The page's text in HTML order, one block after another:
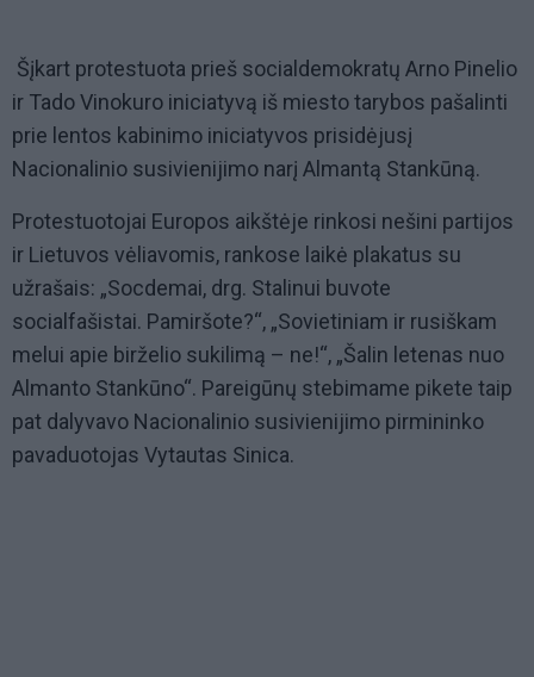
Šįkart protestuota prieš socialdemokratų Arno Pinelio
ir Tado Vinokuro iniciatyvą iš miesto tarybos pašalinti
prie lentos kabinimo iniciatyvos prisidėjusį
Nacionalinio susivienijimo narį Almantą Stankūną.
Protestuotojai Europos aikštėje rinkosi nešini partijos
ir Lietuvos vėliavomis, rankose laikė plakatus su
užrašais: „Socdemai, drg. Stalinui buvote
socialfašistai. Pamiršote?“, „Sovietiniam ir rusiškam
melui apie birželio sukilimą – ne!“, „Šalin letenas nuo
Almanto Stankūno“. Pareigūnų stebimame pikete taip
pat dalyvavo Nacionalinio susivienijimo pirmininko
pavaduotojas Vytautas Sinica.